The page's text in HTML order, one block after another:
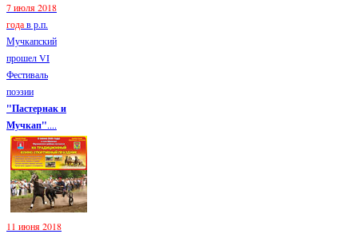
7 июля 2018
годав р.п.
Мучкапский
прошел VI
Фестиваль
поэзии
"Пастернак и
Мучкап"....
11 июня 2018